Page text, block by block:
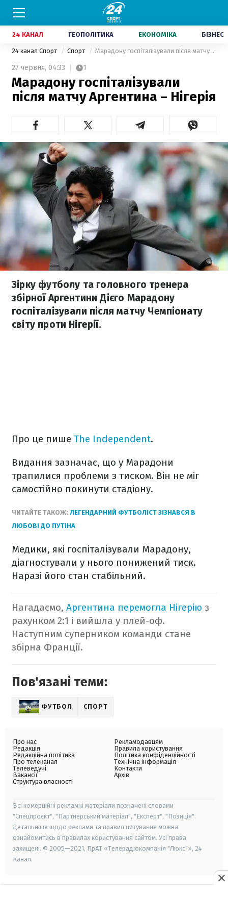
24 КАНАЛ ГЕОПОЛІТИКА ЕКОНОМІКА БІЗНЕС
24 канал Спорт Спорт Марадону госпіталізували після матчу Аргентина – Нігерія
27 червня, 04:33 1
Марадону госпіталізували
після матчу Аргентина – Нігерія
Зірку футболу та головного тренера
збірної Аргентини Дієго Марадону
госпіталізували після матчу Чемпіонату
світу проти Нігерії.
Про це пише The Independent.
Видання зазначає, що у Марадони
трапилися проблеми з тиском. Він не міг
самостійно покинути стадіону.
ЧИТАЙТЕ ТАКОЖ: ЛЕГЕНДАРНИЙ ФУТБОЛІСТ ЗІЗНАВСЯ В
ЛЮБОВІ ДО ПУТІНА
Медики, які госпіталізували Марадону,
діагностували у нього понижений тиск.
Наразі його стан стабільний.
Нагадаємо, Аргентина перемогла Нігерію з
рахунком 2:1 і вийшла у плей-оф.
Наступним суперником команди стане
збірна Франції.
Пов'язані теми:
ФУТБОЛ СПОРТ
Про нас
Редакція
Редакційна політика
Про телеканал
Телеведучі
Вакансії
Структура власності
Рекламодавцям
Правила користування
Політика конфіденційності
Технічна інформація
Контакти
Архів
Всі комерційні рекламні матеріали позначені словами
"Спецпроєкт", "Партнерський матеріал", "Експерт", "Позиція".
Детальніше щодо реклами та правил цитування можна
ознайомитись в правилах користування сайтом. Усі права
захищені. © 2005—2021, ПрАТ «Телерадіокомпанія "Люкс"», 24
Канал.